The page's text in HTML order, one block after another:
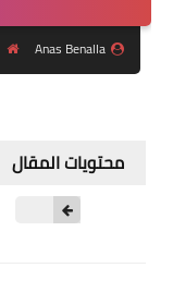
Anas Benalla
محتويات المقال